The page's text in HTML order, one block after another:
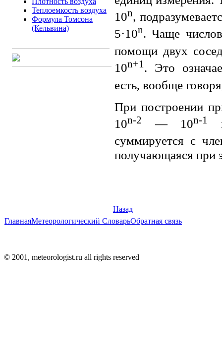
Теплоемкость воздуха
Формула Томсона
(Кельвина)
10n,
5·10n. Чаще
помощи двух
10n+1. Это
есть, вообще
При построении
10n-2 — 10n-1
суммируется с
получающаяся при
Назад
ГлавнаяМетеорологический СловарьОбратная связь
© 2001, meteorologist.ru all rights reserved